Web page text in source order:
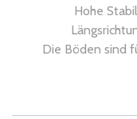
Hohe
Die Böden sind